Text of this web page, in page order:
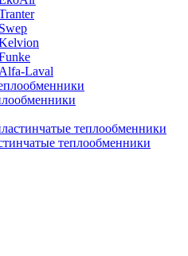
Laval
теплообменники
теплообменники